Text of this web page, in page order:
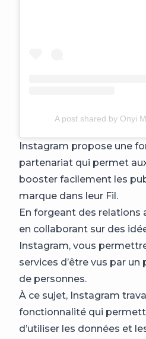
A post shared by Onyi
Instagram propose une
partenariat qui permet
booster facilement les
marque dans leur Fil.
En forgeant des relations
en collaborant sur des
Instagram, vous
services d’être vus par
de personnes.
À ce sujet, Instagram
fonctionnalité qui
d’utiliser les données et